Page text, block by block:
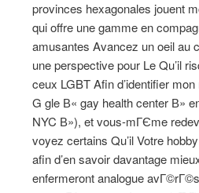
provinces hexagonales jouent
qui offre une gamme en
amusantes Avancez un oeil au
une perspective pour Le Qu’il
ceux LGBT Afin d’identifier
G gle В« gay health center В»
NYC В»), et vous-mГЄme
voyez certains Qu’il Votre
afin d’en savoir davantage
enfermeront analogue